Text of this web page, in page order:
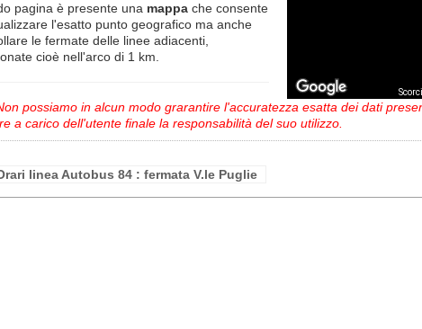
pagina è presente una mappa che consente
l'esatto punto geografico ma anche
le fermate delle linee adiacenti,
cioè nell'arco di 1 km.
possiamo in alcun modo grarantire l'accuratezza esatta dei dati
a carico dell'utente finale la responsabilità del suo utilizzo.
linea Autobus 84 : fermata V.le Puglie